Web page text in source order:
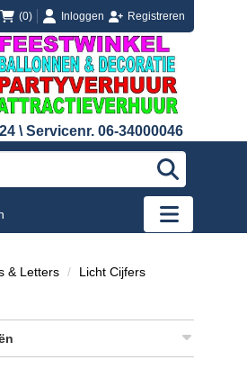
(0) loginInloggen
registreren Registreren
\ Servicenr. 06-34000046
"Zoeken
"Toggle
& Letters
Licht Cijfers